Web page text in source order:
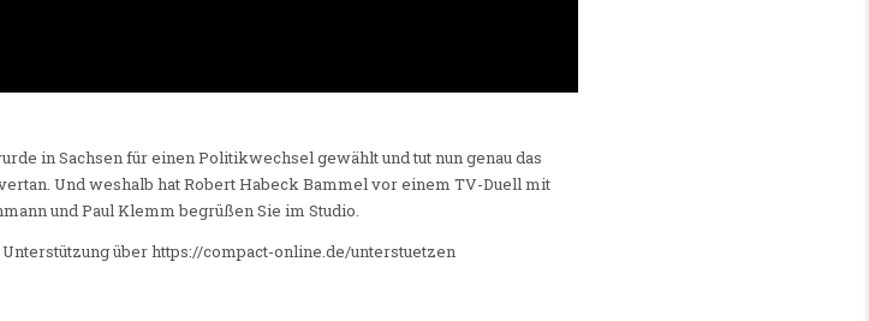
in Sachsen für einen Politikwechsel gewählt und tut nun genau das
Und weshalb hat Robert Habeck Bammel vor einem TV-Duell mit
und Paul Klemm begrüßen Sie im Studio.
über https://compact-online.de/unterstuetzen